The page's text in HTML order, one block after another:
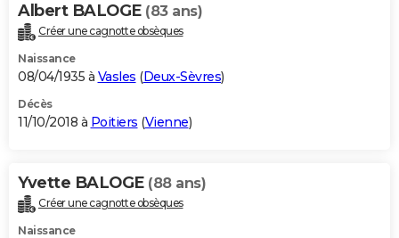
Albert BALOGE (83 ans)
Créer une cagnotte obsèques
Naissance
08/04/1935 à Vasles (Deux-Sèvres)
Décès
11/10/2018 à Poitiers (Vienne)
Yvette BALOGE (88 ans)
Créer une cagnotte obsèques
Naissance